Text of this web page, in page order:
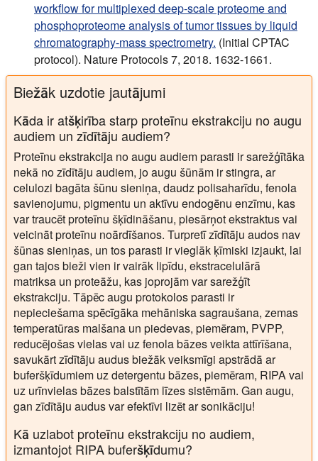
workflow for multiplexed deep-scale proteome and
phosphoproteome analysis of tumor tissues by liquid
chromatography-mass spectrometry. (Initial CPTAC
protocol). Nature Protocols 7, 2018. 1632-1661.
Biežāk uzdotie jautājumi
Kāda ir atšķirība starp proteīnu ekstrakciju no augu
audiem un zīdītāju audiem?
Proteīnu ekstrakcija no augu audiem parasti ir sarežģītāka
nekā no zīdītāju audiem, jo augu šūnām ir stingra, ar
celulozi bagāta šūnu sieniņa, daudz polisaharīdu, fenola
savienojumu, pigmentu un aktīvu endogēnu enzīmu, kas
var traucēt proteīnu šķīdināšanu, piesārņot ekstraktus vai
veicināt proteīnu noārdīšanos. Turpretī zīdītāju audos nav
šūnas sieniņas, un tos parasti ir vieglāk ķīmiski izjaukt, lai
gan tajos bieži vien ir vairāk lipīdu, ekstracelulārā
matriksa un proteāžu, kas joprojām var sarežģīt
ekstrakciju. Tāpēc augu protokolos parasti ir
nepieciešama spēcīgāka mehāniska sagraušana, zemas
temperatūras malšana un piedevas, piemēram, PVPP,
reducējošas vielas vai uz fenola bāzes veikta attīrīšana,
savukārt zīdītāju audus biežāk veiksmīgi apstrādā ar
buferšķīdumiem uz detergentu bāzes, piemēram, RIPA vai
uz urīnvielas bāzes balstītām līzes sistēmām. Gan augu,
gan zīdītāju audus var efektīvi lizēt ar sonikāciju!
Kā uzlabot proteīnu ekstrakciju no audiem,
izmantojot RIPA buferšķīdumu?